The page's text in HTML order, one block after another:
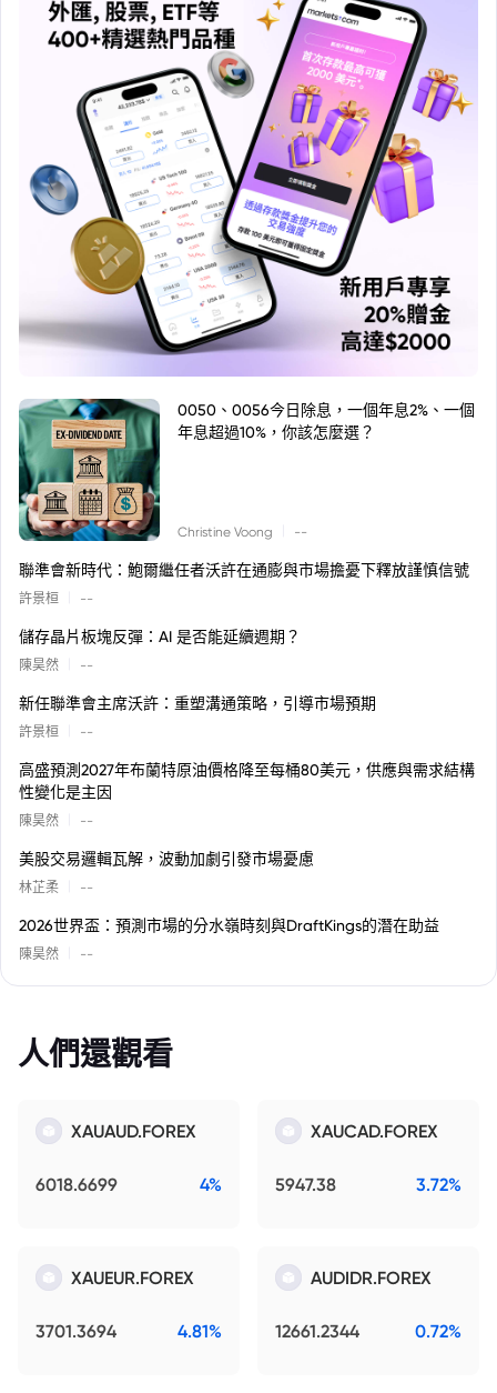
0050、0056今日除息，一個年息2%、一個
年息超過10%，你該怎麼選？
Christine Voong --
聯準會新時代：鮑爾繼任者沃許在通膨與市場擔憂下釋放謹慎信號
許景桓 --
儲存晶片板塊反彈：AI 是否能延續週期？
陳昊然 --
新任聯準會主席沃許：重塑溝通策略，引導市場預期
許景桓 --
高盛預測2027年布蘭特原油價格降至每桶80美元，供應與需求結構
性變化是主因
陳昊然 --
美股交易邏輯瓦解，波動加劇引發市場憂慮
林芷柔 --
2026世界盃：預測市場的分水嶺時刻與DraftKings的潛在助益
陳昊然 --
人們還觀看
XAUAUD.FOREX
6018.6699 4%
XAUCAD.FOREX
5947.38 3.72%
XAUEUR.FOREX
3701.3694 4.81%
AUDIDR.FOREX
12661.2344 0.72%